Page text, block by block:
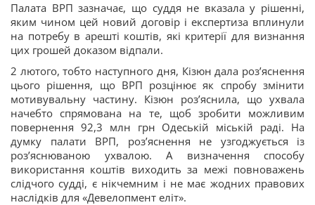
Палата ВРП зазначає, що суддя не вказала у рішенні,
яким чином цей новий договір і експертиза вплинули
на потребу в арешті коштів, які критерії для визнання
цих грошей доказом відпали.
2 лютого, тобто наступного дня, Кізюн дала роз’яснення
цього рішення, що ВРП розцінює як спробу змінити
мотивувальну частину. Кізюн роз’яснила, що ухвала
начебто спрямована на те, щоб зробити можливим
повернення 92,3 млн грн Одеській міській раді. На
думку палати ВРП, роз’яснення не узгоджується із
роз’яснюваною ухвалою. А визначення способу
використання коштів виходить за межі повноважень
слідчого судді, є нікчемним і не має жодних правових
наслідків для «Девелопмент еліт».